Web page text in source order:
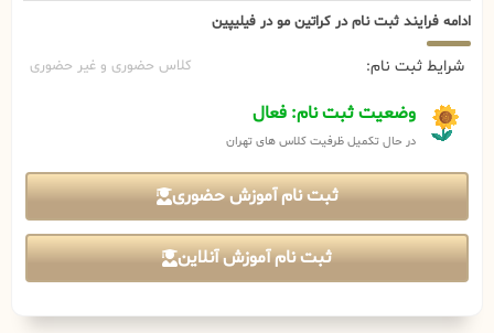
ادامه فرایند ثبت نام در کراتین مو در فیلیپین
شرایط ثبت نام: کلاس حضوری و غیر حضوری
وضعیت ثبت نام: فعال
در حال تکمیل ظرفیت کلاس های تهران
ثبت نام آموزش حضوری
ثبت نام آموزش آنلاین